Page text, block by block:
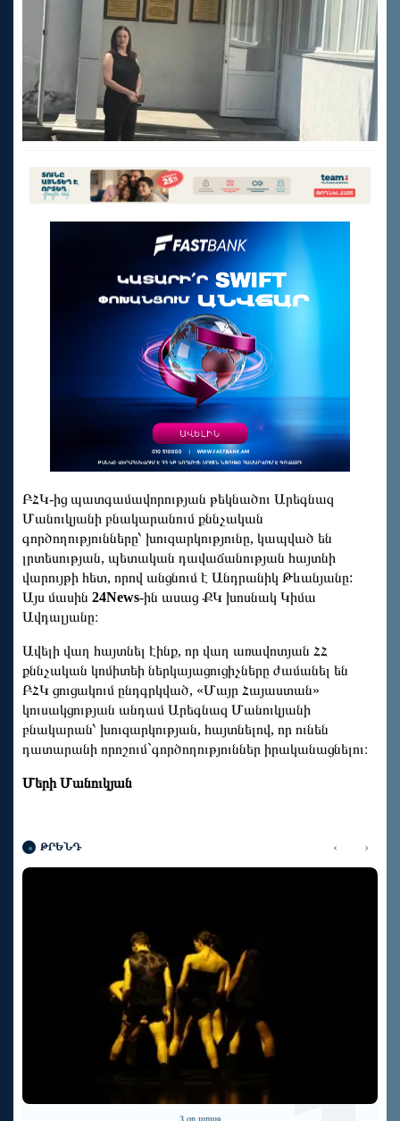
ԲՀԿ-ից պատգամավորության թեկնածու Արեգնազ
Մանուկյանի բնակարանում քննչական
գործողությունները՝ խուզարկությունը, կապված են
լրտեսության, պետական դավաճանության հայտնի
վարույթի հետ, որով անցնում է Անդրանիկ Թևանյանը:
Այս մասին 24News-ին ասաց ՔԿ խոսնակ Կիմա
Ավդալյանը։
Ավելի վաղ հայտնել էինք, որ վաղ առավոտյան ՀՀ
քննչական կոմիտեի ներկայացուցիչները ժամանել են
ԲՀԿ ցուցակում ընդգրկված, «Մայր Հայաստան»
կուսակցության անդամ Արեգնազ Մանուկյանի
բնակարան՝ խուզարկության, հայտնելով, որ ունեն
դատարանի որոշում`գործողություններ իրականացնելու։
Մերի Մանուկյան
ԹՐԵՆԴ ‹ ›